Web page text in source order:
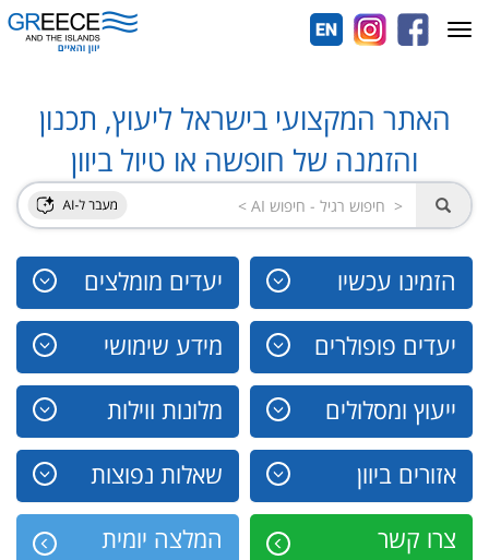
האתר המקצועי בישראל ליעוץ, תכנון
והזמנה של חופשה או טיול ביוון
הזמינו עכשיו יעדים מומלצים
יעדים פופולרים מידע שימושי
ייעוץ ומסלולים מלונות ווילות
אזורים ביוון שאלות נפוצות
צרו קשר המלצה יומית
Toggle
navigation